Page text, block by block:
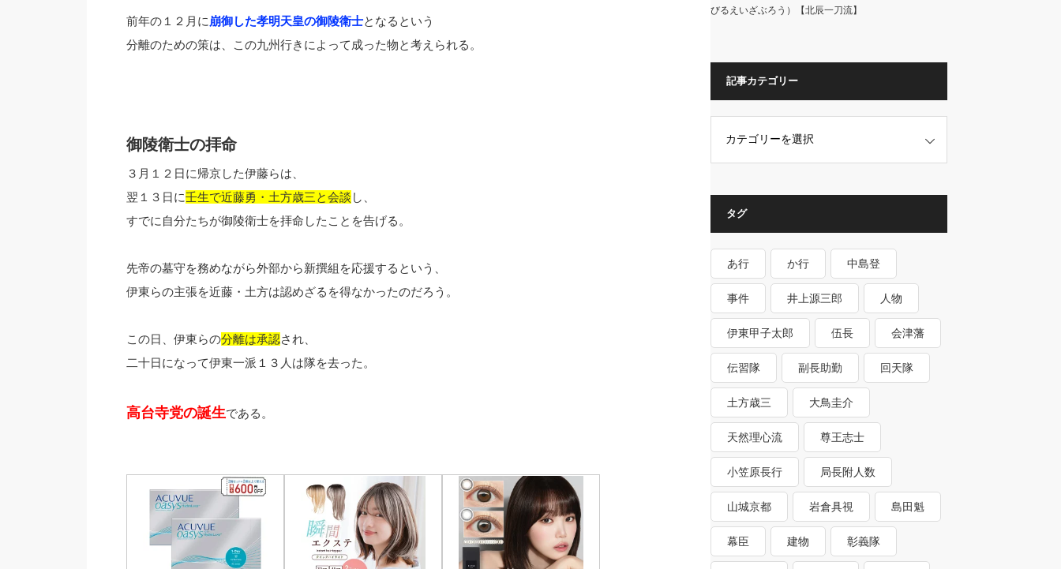
前年の１２月に 崩御した孝明天皇の御陵衛士となるという
分離のための策は、この九州行きによって成った物と考えられる。
御陵衛士の拝命
３月１２日に帰京した伊藤らは、
翌１３日に壬生で近藤勇・土方歳三と会談 し、
すでに自分たちが御陵衛士を拝命したことを告げる。
先帝の墓守を務めながら外部から新撰組を応援するという、
伊東らの主張を近藤・土方は認めざるを得なかったのだろう。
この日、伊東らの分離は承認され、
二十日になって伊東一派１３人は隊を去った。
高台寺党の誕生である。
びるえいざぶろう）【北辰一刀流】
記事カテゴリー
タグ
あ行 か行 中島登
事件 井上源三郎 人物
伊東甲子太郎 伍長 会津藩
伝習隊 副長助勤 回天隊
土方歳三 大鳥圭介
天然理心流 尊王志士
小笠原長行 局長附人数
山城京都 岩倉具視 島田魁
幕臣 建物 彰義隊